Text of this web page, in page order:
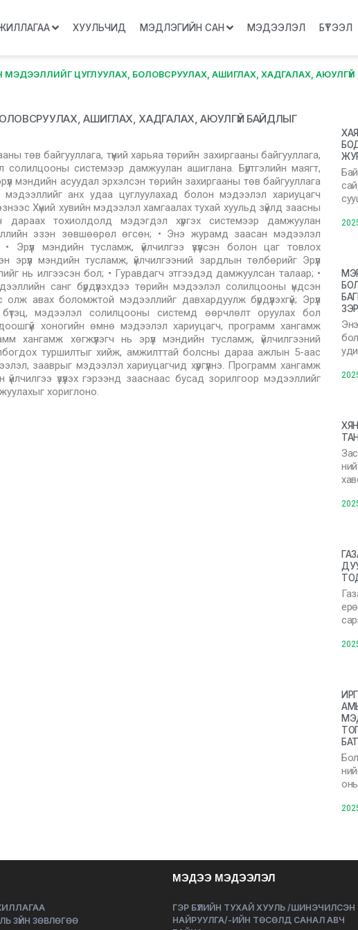
ХУУЛЬЧИД МЭДЛЭГИЙН САН МЭДЭЭЛЭЛ БҮТЭЭЛ
МЭДЭЭЛЛИЙГ ЦУГЛУУЛАХ, БОЛОВСРУУЛАХ, АШИГЛАХ, ХАДГАЛАХ,
АШИГЛАХ, ХАДГАЛАХ, АЮУЛГҮЙ БАЙДЛЫГ
төв байгууллага, түүний харьяа төрийн захиргааны байгууллага,
системээр дамжуулан ашиглана. Бүртгэлийн маягт,
мэндийн асуудал эрхэлсэн төрийн захиргааны төв байгууллага
анх удаа цуглуулахад болон мэдээлэл хариуцагч
Хүний хувийн мэдээлэл хамгаалах тухай хуульд зүйлд заасны
тохиолдолд мэдэгдэл хүргэх системээр дамжуулан
эзэн зөвшөөрөл өгсөн; • Энэ журамд заасан мэдээлэл
мэндийн тусламж, үйлчилгээ үзүүлсэн болон цаг товлох
эрүүл мэндийн тусламж, үйлчилгээний зардлын төлбөрийг Эрүүл
нь илгээсэн бол; • Гуравдагч этгээдэд дамжуулсан талаар; •
санг бүрдүүлэхдээ төрийн мэдээлэл солилцооны үндсэн
авах боломжтой мэдээллийг давхардуулж бүрдүүлэхгүй; Эрүүл
мэдээлэл солилцооны системд өөрчлөлт оруулах бол
хоногийн өмнө мэдээлэл хариуцагч, программ хангамж
хангамж хөгжүүлэгч нь эрүүл мэндийн тусламж, үйлчилгээний
туршилтыг хийж, амжилттай болсны дараа ажлын 5-аас
зааврыг мэдээлэл хариуцагчид хүргүүлнэ. Программ хангамж
үзүүлэх гэрээнд зааснаас бусад зорилгоор мэдээллийг
хориглоно.
ЗҮЙН ЗӨВЛӨГӨӨ
МЭДЭЭ МЭДЭЭЛЭЛ
ГЭР БҮЛИЙН ТУХАЙ ХУУЛЬ /ШИНЭЧИЛСЭН
НАЙРУУЛГА/-ИЙН ТӨСӨЛД САНАЛ АВЧ